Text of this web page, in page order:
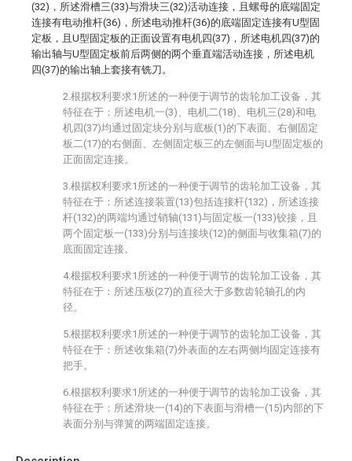
(32)，所述滑槽三(33)与滑块三(32)活动连接，且螺母的底端固定
连接有电动推杆(36)，所述电动推杆(36)的底端固定连接有U型固
定板，且U型固定板的正面设置有电机四(37)，所述电机四(37)的
输出轴与U型固定板前后两侧的两个垂直端活动连接，所述电机
四(37)的输出轴上套接有铣刀。
2.根据权利要求1所述的一种便于调节的齿轮加工设备，其
特征在于：所述电机一(3)、电机二(18)、电机三(28)和电
机四(37)均通过固定块分别与底板(1)的下表面、右侧固定
板二(17)的右侧面、左侧固定板三的左侧面与U型固定板的
正面固定连接。
3.根据权利要求1所述的一种便于调节的齿轮加工设备，其
特征在于：所述连接装置(13)包括连接杆(132)，所述连接
杆(132)的两端均通过销轴(131)与固定板一(133)铰接，且
两个固定板一(133)分别与连接块(12)的侧面与收集箱(7)的
底面固定连接。
4.根据权利要求1所述的一种便于调节的齿轮加工设备，其
特征在于：所述压板(27)的直径大于多数齿轮轴孔的内
径。
5.根据权利要求1所述的一种便于调节的齿轮加工设备，其
特征在于：所述收集箱(7)外表面的左右两侧均固定连接有
把手。
6.根据权利要求1所述的一种便于调节的齿轮加工设备，其
特征在于：所述滑块一(14)的下表面与滑槽一(15)内部的下
表面分别与弹簧的两端固定连接。